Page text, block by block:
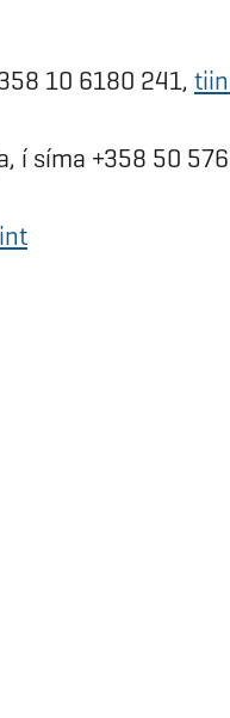
10 6180 241,
í síma +358 50